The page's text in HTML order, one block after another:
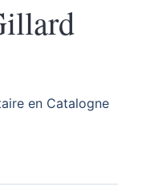
en Catalogne